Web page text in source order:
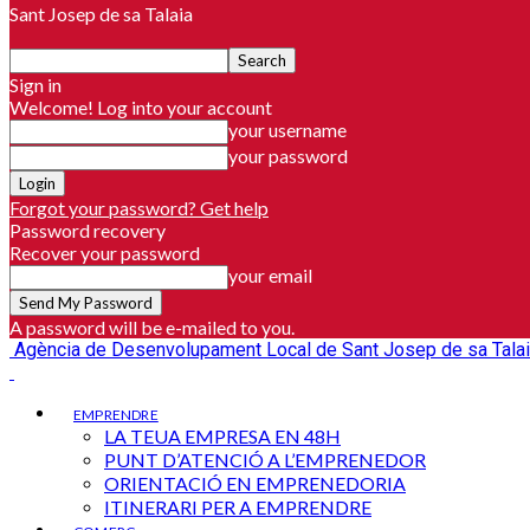
Sant Josep de sa Talaia
Sign in
Welcome! Log into your account
your username
your password
Forgot your password? Get help
Password recovery
Recover your password
your email
A password will be e-mailed to you.
Agència de Desenvolupament Local de Sant Josep de sa
EMPRENDRE
LA TEUA EMPRESA EN 48H
PUNT D’ATENCIÓ A L’EMPRENEDOR
ORIENTACIÓ EN EMPRENEDORIA
ITINERARI PER A EMPRENDRE